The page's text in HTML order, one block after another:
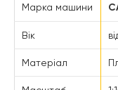
Марка машини
Вік
Матеріал